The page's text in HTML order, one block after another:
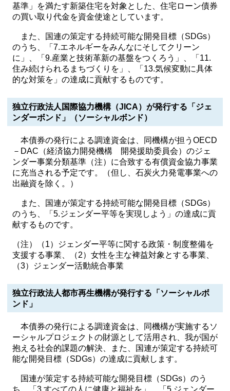
基準」を満たす新築住宅を対象とした、住宅ローン債券
の買い取り代金を資金使途としています。
また、国連の策定する持続可能な開発目標（SDGs）
のうち、「7.エネルギーをみんなにそしてクリーン
に」、「9.産業と技術革新の基盤をつくろう」、「11.
住み続けられるまちづくりを」、「13.気候変動に具体
的な対策を」の達成に貢献するものです。
独立行政法人国際協力機構（JICA）が発行する「ジェ
ンダーボンド」（ソーシャルボンド）
本債券の発行による調達資金は、同機構が担うOECD
－DAC（経済協力開発機構 開発援助委員会）のジェ
ンダー事業分類基準（注）に合致する有償資金協力事業
に充当される予定です。（但し、石炭火力発電事業への
出融資を除く。）
また、国連が策定する持続可能な開発目標（SDGs）
のうち、「5.ジェンダー平等を実現しよう」の達成に貢
献するものです。
（注）（1）ジェンダー平等に関する政策・制度整備を
支援する事業、（2）女性を主な裨益対象とする事業、
（3）ジェンダー活動統合事業
独立行政法人都市再生機構が発行する「ソーシャルボ
ンド」
本債券の発行による調達資金は、同機構が実施するソ
ーシャルプロジェクトの財源として活用され、我が国が
抱える社会的課題の解決、また、国連が策定する持続可
能な開発目標（SDGs）の達成に貢献します。
国連が策定する持続可能な開発目標（SDGs）のう
ち、「3.すべての人に健康と福祉を」、「5.ジェンダー